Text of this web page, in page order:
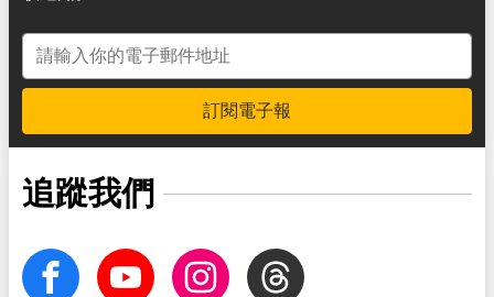
電子郵件地址
訂閱電子報
追蹤我們
facebook Youtube InstagramThreads